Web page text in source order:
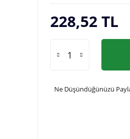
228,52 TL
Ne Düşündüğünüzü